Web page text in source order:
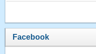
Facebook